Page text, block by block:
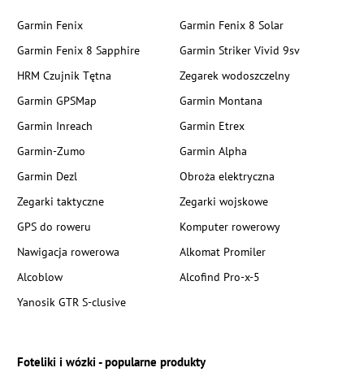
Garmin Fenix
Garmin Fenix 8 Solar
Garmin Fenix 8 Sapphire
Garmin Striker Vivid 9sv
HRM Czujnik Tętna
Zegarek wodoszczelny
Garmin GPSMap
Garmin Montana
Garmin Inreach
Garmin Etrex
Garmin-Zumo
Garmin Alpha
Garmin Dezl
Obroża elektryczna
Zegarki taktyczne
Zegarki wojskowe
GPS do roweru
Komputer rowerowy
Nawigacja rowerowa
Alkomat Promiler
Alcoblow
Alcofind Pro-x-5
Yanosik GTR S-clusive
Foteliki i wózki - popularne produkty